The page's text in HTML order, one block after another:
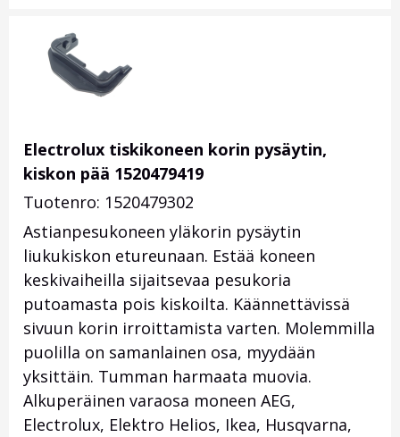
Electrolux tiskikoneen korin pysäytin,
kiskon pää 1520479419
Tuotenro: 1520479302
Astianpesukoneen yläkorin pysäytin
liukukiskon etureunaan. Estää koneen
keskivaiheilla sijaitsevaa pesukoria
putoamasta pois kiskoilta. Käännettävissä
sivuun korin irroittamista varten. Molemmilla
puolilla on samanlainen osa, myydään
yksittäin. Tumman harmaata muovia.
Alkuperäinen varaosa moneen AEG,
Electrolux, Elektro Helios, Ikea, Husqvarna,